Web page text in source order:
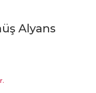
Alyans